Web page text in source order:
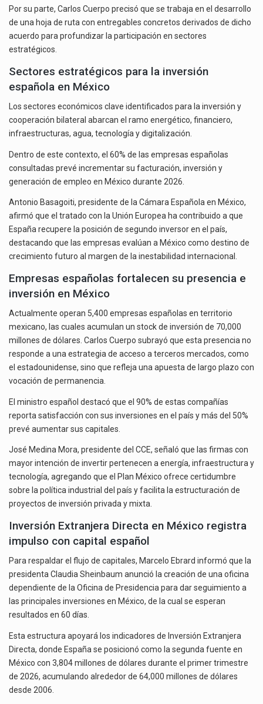
Por su parte, Carlos Cuerpo precisó que se trabaja en el desarrollo
de una hoja de ruta con entregables concretos derivados de dicho
acuerdo para profundizar la participación en sectores
estratégicos.
Sectores estratégicos para la inversión
española en México
Los sectores económicos clave identificados para la inversión y
cooperación bilateral abarcan el ramo energético, financiero,
infraestructuras, agua, tecnología y digitalización.
Dentro de este contexto, el 60% de las empresas españolas
consultadas prevé incrementar su facturación, inversión y
generación de empleo en México durante 2026.
Antonio Basagoiti, presidente de la Cámara Española en México,
afirmó que el tratado con la Unión Europea ha contribuido a que
España recupere la posición de segundo inversor en el país,
destacando que las empresas evalúan a México como destino de
crecimiento futuro al margen de la inestabilidad internacional.
Empresas españolas fortalecen su presencia e
inversión en México
Actualmente operan 5,400 empresas españolas en territorio
mexicano, las cuales acumulan un stock de inversión de 70,000
millones de dólares. Carlos Cuerpo subrayó que esta presencia no
responde a una estrategia de acceso a terceros mercados, como
el estadounidense, sino que refleja una apuesta de largo plazo con
vocación de permanencia.
El ministro español destacó que el 90% de estas compañías
reporta satisfacción con sus inversiones en el país y más del 50%
prevé aumentar sus capitales.
José Medina Mora, presidente del CCE, señaló que las firmas con
mayor intención de invertir pertenecen a energía, infraestructura y
tecnología, agregando que el Plan México ofrece certidumbre
sobre la política industrial del país y facilita la estructuración de
proyectos de inversión privada y mixta.
Inversión Extranjera Directa en México registra
impulso con capital español
Para respaldar el flujo de capitales, Marcelo Ebrard informó que la
presidenta Claudia Sheinbaum anunció la creación de una oficina
dependiente de la Oficina de Presidencia para dar seguimiento a
las principales inversiones en México, de la cual se esperan
resultados en 60 días.
Esta estructura apoyará los indicadores de Inversión Extranjera
Directa, donde España se posicionó como la segunda fuente en
México con 3,804 millones de dólares durante el primer trimestre
de 2026, acumulando alrededor de 64,000 millones de dólares
desde 2006.